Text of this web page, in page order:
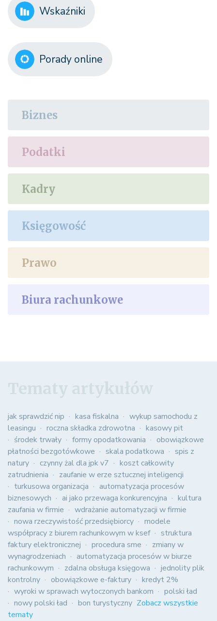
Wskaźniki
Porady online
Biznes
Podatki
Kadry
Księgowość
Prawo
Biura rachunkowe
jak sprawdzić nip kasa fiskalna
wykup samochodu z
leasingu
roczna składka zdrowotna
kasowy pit
środek trwały
formy opodatkowania
obowiązkowe
płatności bezgotówkowe
skala podatkowa
spis z
natury
czynny żal dla jpk v7
koszt całkowity
zatrudnienia
zaufanie w erze sztucznej inteligencji
turkusowa organizacja
automatyzacja procesów
biznesowych
ai jako przewaga konkurencyjna
kultura
zaufania w firmie
wdrażanie automatyzacji w firmie
nowa rzeczywistość przedsiębiorcy
modele
współpracy z biurem rachunkowym w ksef
struktura
faktury elektronicznej
procedura sme
zmiany w
wynagrodzeniach
automatyzacja procesów w biurze
rachunkowym
zdalna obsługa księgowa
jednolity plik
kontrolny
obowiązkowe e-faktury
kredyt 2%
wyroki w sprawach wytoczonych bankom
polski ład
nowy polski ład
bon turystyczny Zobacz wszystkie
tematy